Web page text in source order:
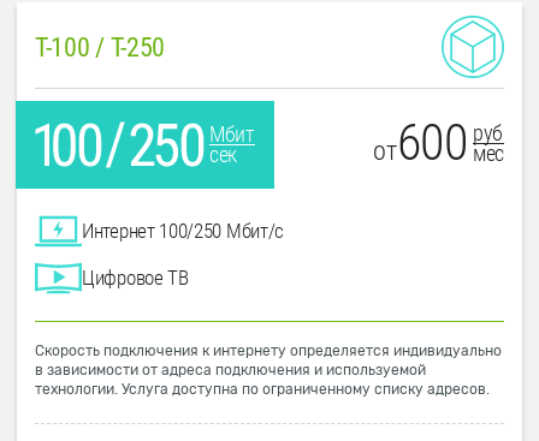
T-100 / T-250
Мбит
сек
от600 руб
мес
Интернет 100/250 Мбит/с
Цифровое ТВ
Скорость подключения к интернету определяется индивидуально
в зависимости от адреса подключения и используемой
технологии. Услуга доступна по ограниченному списку адресов.